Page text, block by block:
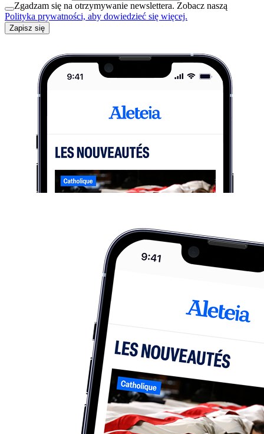
Zgadzam się na otrzymywanie newslettera. Zobacz naszą
Polityka prywatności, aby dowiedzieć się więcej.
Zapisz się